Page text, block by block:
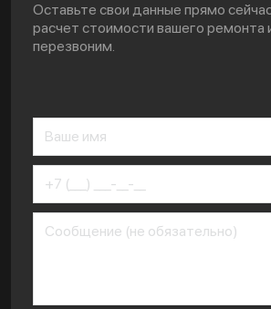
Оставьте свои данные прямо
расчет стоимости вашего ремонта
перезвоним.